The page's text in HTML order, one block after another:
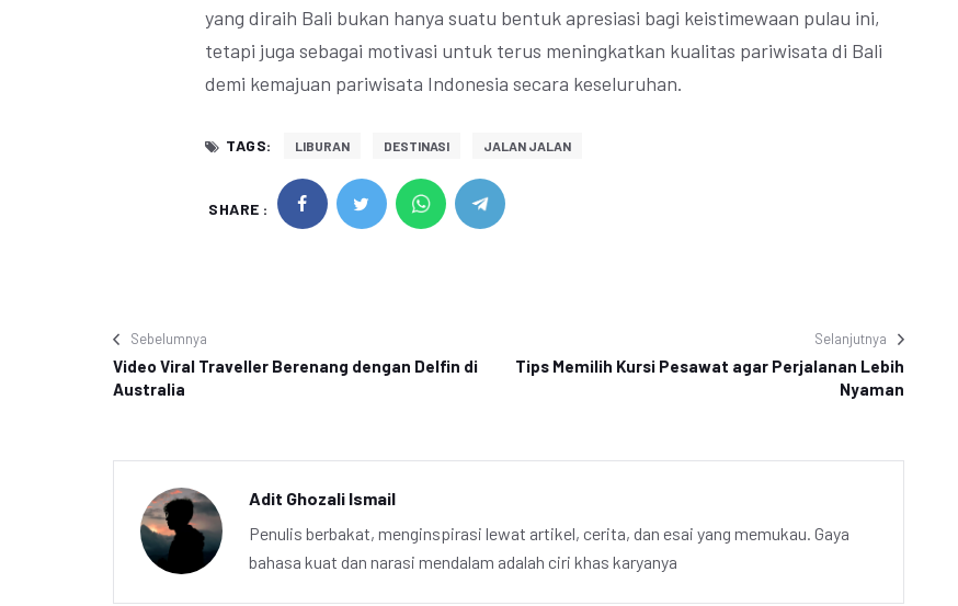
yang diraih Bali bukan hanya suatu bentuk apresiasi bagi keistimewaan pulau ini,
tetapi juga sebagai motivasi untuk terus meningkatkan kualitas pariwisata di Bali
demi kemajuan pariwisata Indonesia secara keseluruhan.
TAGS: LIBURAN DESTINASI JALAN JALAN
SHARE :
Sebelumnya
Video Viral Traveller Berenang dengan Delfin di
Australia
Selanjutnya
Tips Memilih Kursi Pesawat agar Perjalanan Lebih
Nyaman
Adit Ghozali Ismail
Penulis berbakat, menginspirasi lewat artikel, cerita, dan esai yang memukau. Gaya
bahasa kuat dan narasi mendalam adalah ciri khas karyanya